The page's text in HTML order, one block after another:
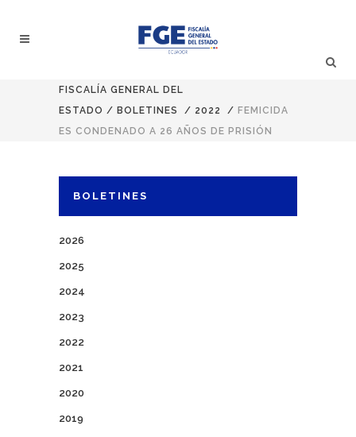
FISCALÍA GENERAL DEL
ESTADO / BOLETINES / 2022 / FEMICIDA
ES CONDENADO A 26 AÑOS DE PRISIÓN
BOLETINES
2026
2025
2024
2023
2022
2021
2020
2019